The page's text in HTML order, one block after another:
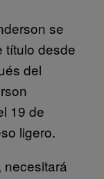
se
título desde
del
19 de
ligero.
necesitará